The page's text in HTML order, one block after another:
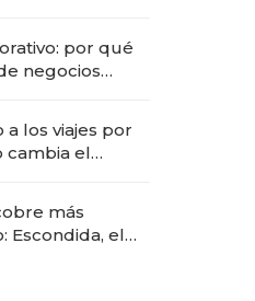
por qué
negocios
los viajes por
cambia el
más
Escondida, el